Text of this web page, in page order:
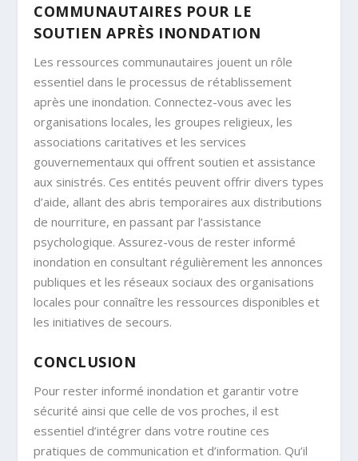
COMMUNAUTAIRES POUR LE
SOUTIEN APRÈS INONDATION
Les ressources communautaires jouent un rôle
essentiel dans le processus de rétablissement
après une inondation. Connectez-vous avec les
organisations locales, les groupes religieux, les
associations caritatives et les services
gouvernementaux qui offrent soutien et assistance
aux sinistrés. Ces entités peuvent offrir divers types
d’aide, allant des abris temporaires aux distributions
de nourriture, en passant par l’assistance
psychologique. Assurez-vous de rester informé
inondation en consultant régulièrement les annonces
publiques et les réseaux sociaux des organisations
locales pour connaître les ressources disponibles et
les initiatives de secours.
CONCLUSION
Pour rester informé inondation et garantir votre
sécurité ainsi que celle de vos proches, il est
essentiel d’intégrer dans votre routine ces
pratiques de communication et d’information. Qu’il